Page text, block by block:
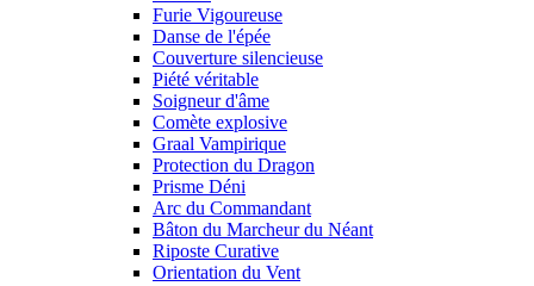
Furie Vigoureuse
Danse de l'épée
Couverture silencieuse
Piété véritable
Soigneur d'âme
Comète explosive
Graal Vampirique
Protection du Dragon
Prisme Déni
Arc du Commandant
Bâton du Marcheur du Néant
Riposte Curative
Orientation du Vent